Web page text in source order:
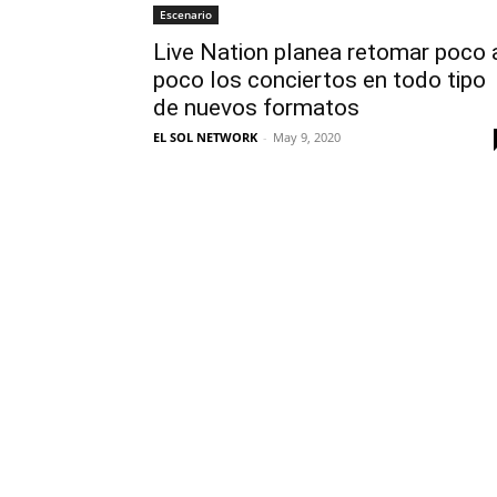
Escenario
Live Nation planea retomar poco
poco los conciertos en todo tipo
de nuevos formatos
EL SOL NETWORK - May 9, 2020